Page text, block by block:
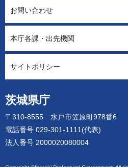
茨城県庁
〒310-8555 水戸市笠原町978番6
電話番号 029-301-1111(代表)
法人番号 2000020080004
お問い合わせ
本庁各課・出先機関
サイトポリシー